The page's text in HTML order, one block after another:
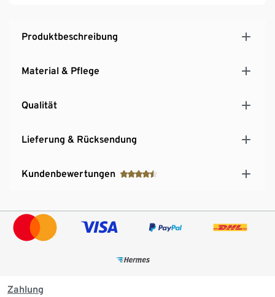
Produktbeschreibung
Material & Pflege
Qualität
Lieferung & Rücksendung
Kundenbewertungen
Zahlung